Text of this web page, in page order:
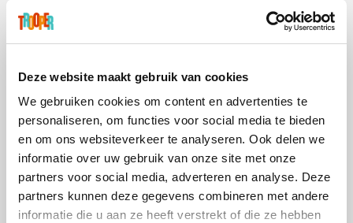
Deze website maakt gebruik van cookies
We gebruiken cookies om content en advertenties te
personaliseren, om functies voor social media te bieden
en om ons websiteverkeer te analyseren. Ook delen we
informatie over uw gebruik van onze site met onze
partners voor social media, adverteren en analyse. Deze
partners kunnen deze gegevens combineren met andere
informatie die u aan ze heeft verstrekt of die ze hebben
Prijsvrij Vidaxl
Lampenlicht.be De Online Drogist Hotels.com Adidas
DectDirect